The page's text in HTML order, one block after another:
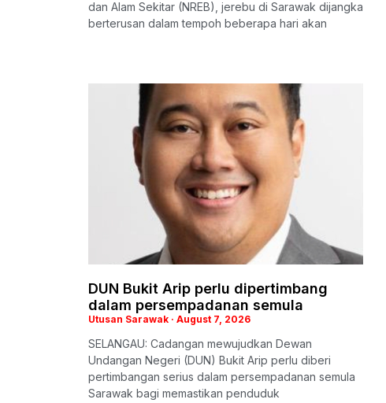
dan Alam Sekitar (NREB), jerebu di Sarawak dijangka
berterusan dalam tempoh beberapa hari akan
DUN Bukit Arip perlu dipertimbang
dalam persempadanan semula
Utusan Sarawak August 7, 2026
SELANGAU: Cadangan mewujudkan Dewan
Undangan Negeri (DUN) Bukit Arip perlu diberi
pertimbangan serius dalam persempadanan semula
Sarawak bagi memastikan penduduk